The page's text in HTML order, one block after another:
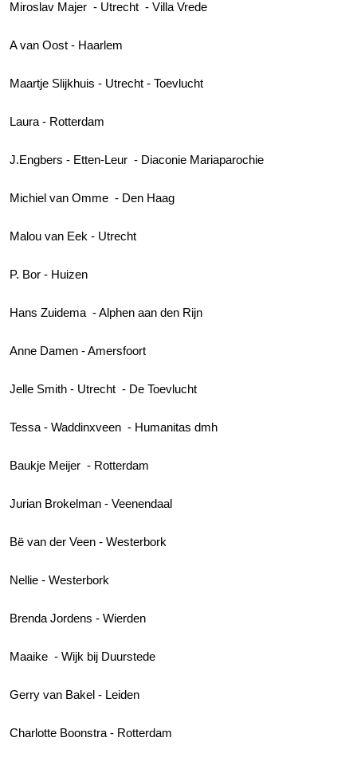
Miroslav Majer - Utrecht - Villa Vrede
A van Oost - Haarlem
Maartje Slijkhuis - Utrecht - Toevlucht
Laura - Rotterdam
J.Engbers - Etten-Leur - Diaconie Mariaparochie
Michiel van Omme - Den Haag
Malou van Eek - Utrecht
P. Bor - Huizen
Hans Zuidema - Alphen aan den Rijn
Anne Damen - Amersfoort
Jelle Smith - Utrecht - De Toevlucht
Tessa - Waddinxveen - Humanitas dmh
Baukje Meijer - Rotterdam
Jurian Brokelman - Veenendaal
Bë van der Veen - Westerbork
Nellie - Westerbork
Brenda Jordens - Wierden
Maaike - Wijk bij Duurstede
Gerry van Bakel - Leiden
Charlotte Boonstra - Rotterdam